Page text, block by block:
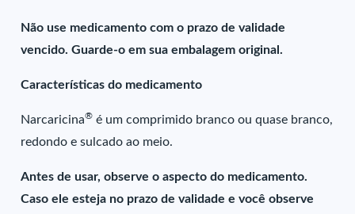
Não use medicamento com o prazo de validade
vencido. Guarde-o em sua embalagem original.
Características do medicamento
Narcaricina® é um comprimido branco ou quase branco,
redondo e sulcado ao meio.
Antes de usar, observe o aspecto do medicamento.
Caso ele esteja no prazo de validade e você observe